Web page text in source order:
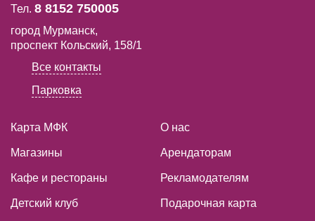
Тел. 8 8152 750005
город Мурманск,
проспект Кольский, 158/1
Все контакты
Парковка
Карта МФК
Магазины
Кафе и рестораны
Детский клуб
О нас
Арендаторам
Рекламодателям
Подарочная карта